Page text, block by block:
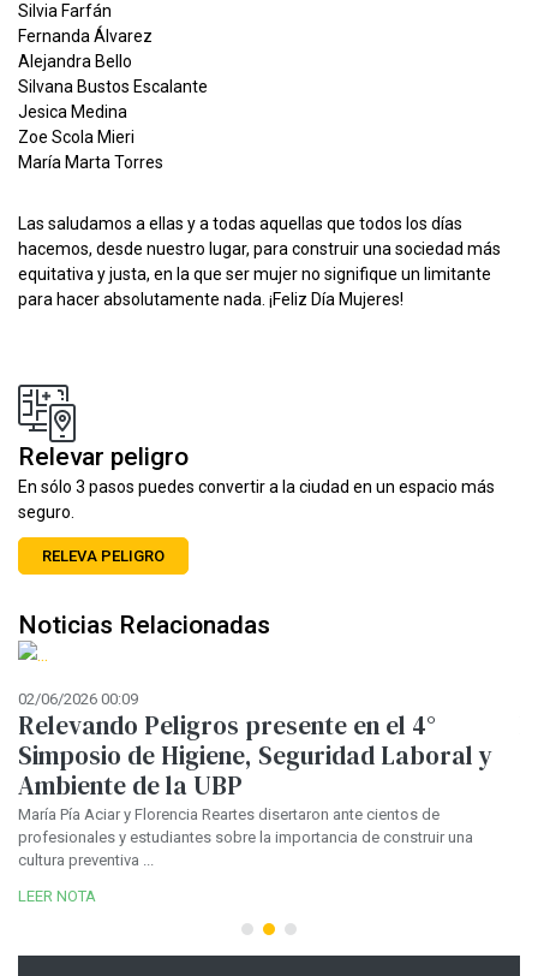
Silvia Farfán
Fernanda Álvarez
Alejandra Bello
Silvana Bustos Escalante
Jesica Medina
Zoe Scola Mieri
María Marta Torres
Las saludamos a ellas y a todas aquellas que todos los días
hacemos, desde nuestro lugar, para construir una sociedad más
equitativa y justa, en la que ser mujer no signifique un limitante
para hacer absolutamente nada. ¡Feliz Día Mujeres!
Relevar peligro
En sólo 3 pasos puedes convertir a la ciudad en un espacio más
seguro.
RELEVA PELIGRO
Noticias Relacionadas
02/06/2026 00:09
Relevando Peligros presente en el 4°
Simposio de Higiene, Seguridad Laboral y
Ambiente de la UBP
María Pía Aciar y Florencia Reartes disertaron ante cientos de
profesionales y estudiantes sobre la importancia de construir una
cultura preventiva ...
LEER NOTA